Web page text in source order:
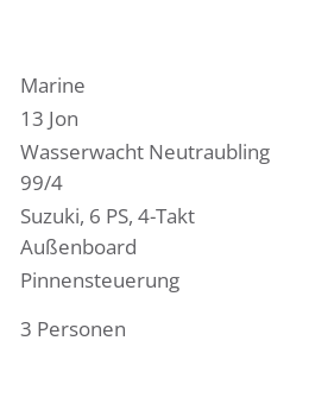
Marine
13 Jon
Wasserwacht Neutraubling
99/4
Suzuki, 6 PS, 4-Takt
Außenboard
Pinnensteuerung
3 Personen